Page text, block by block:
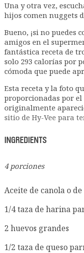
Una y otra vez,
hijos comen nuggets
Bueno, ¡si no puedes
amigos en el
fantástica receta de
solo 293 calorías por
cómoda que puede
Esta receta y la foto
proporcionadas por el
originalmente
sitio de Hy-Vee para
INGREDIENTS
4 porciones
Aceite de canola o
1/4 taza de harina
2 huevos grandes
1/2 taza de queso